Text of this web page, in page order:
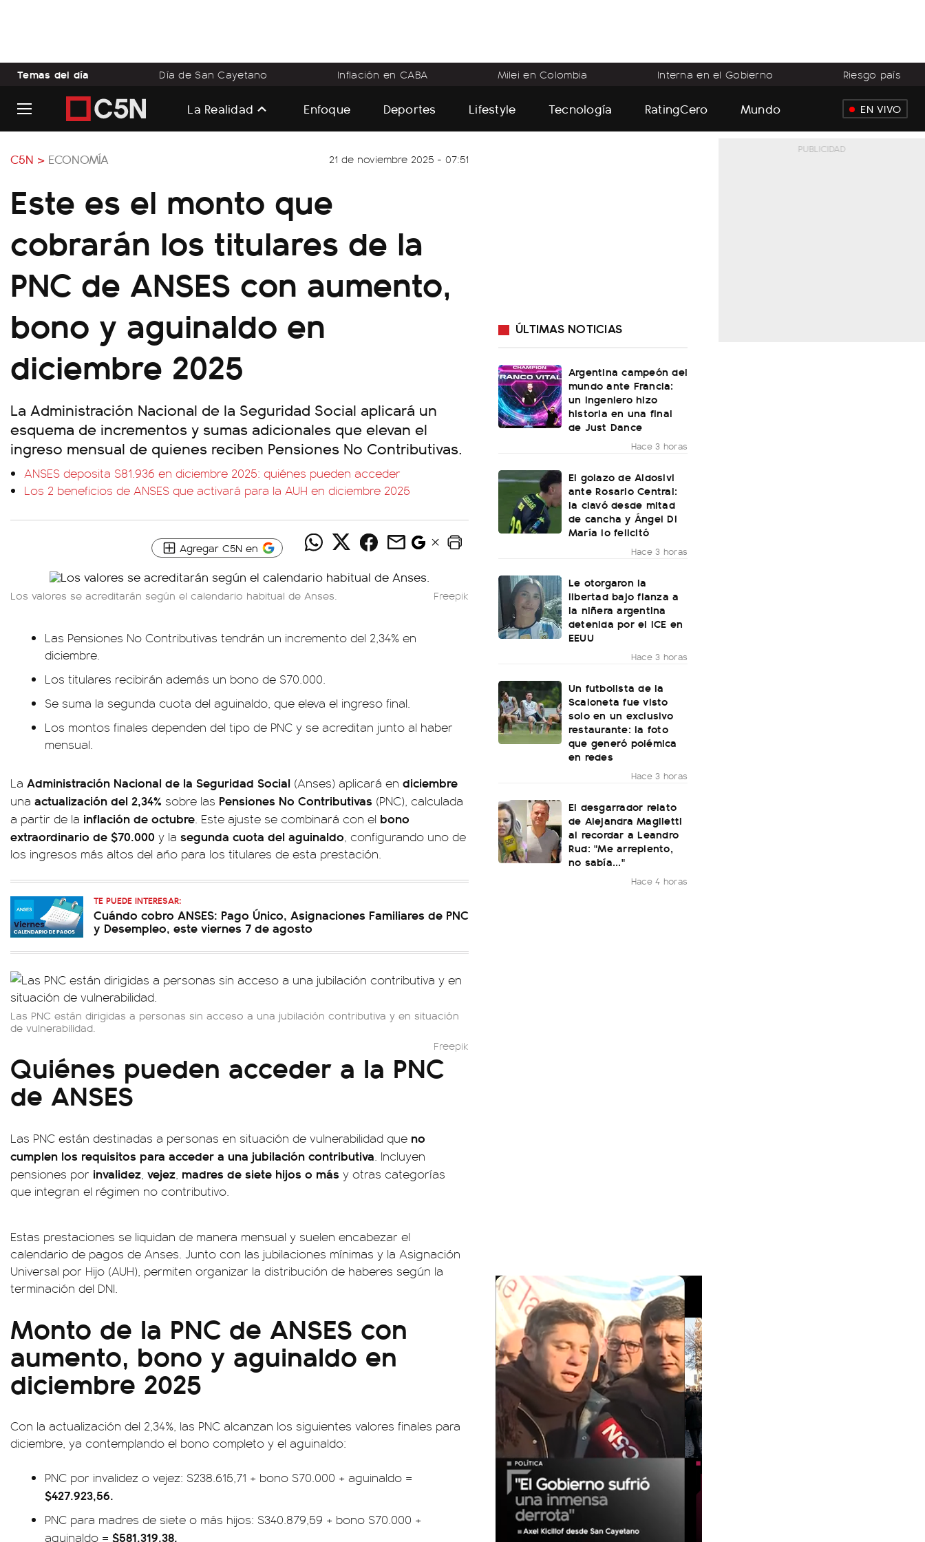
Temas del día Día de San Cayetano Inflación en CABA Milei en Colombia Interna en el Gobierno Riesgo país
La Realidad Enfoque Deportes Lifestyle Tecnología RatingCero Mundo EN VIVO
C5N > ECONOMÍA 21 de noviembre 2025 - 07:51
Este es el monto que
cobrarán los titulares de la
PNC de ANSES con aumento,
bono y aguinaldo en
diciembre 2025
La Administración Nacional de la Seguridad Social aplicará un
esquema de incrementos y sumas adicionales que elevan el
ingreso mensual de quienes reciben Pensiones No Contributivas.
ANSES deposita $81.936 en diciembre 2025: quiénes pueden acceder
Los 2 beneficios de ANSES que activará para la AUH en diciembre 2025
Agregar C5N en
Los valores se acreditarán según el calendario habitual de Anses. Freepik
Las Pensiones No Contributivas tendrán un incremento del 2,34% en
diciembre.
Los titulares recibirán además un bono de $70.000.
Se suma la segunda cuota del aguinaldo, que eleva el ingreso final.
Los montos finales dependen del tipo de PNC y se acreditan junto al haber
mensual.
La Administración Nacional de la Seguridad Social (Anses) aplicará en diciembre
una actualización del 2,34% sobre las Pensiones No Contributivas (PNC), calculada
a partir de la inflación de octubre. Este ajuste se combinará con el bono
extraordinario de $70.000 y la segunda cuota del aguinaldo, configurando uno de
los ingresos más altos del año para los titulares de esta prestación.
TE PUEDE INTERESAR:
Cuándo cobro ANSES: Pago Único, Asignaciones Familiares de PNC
y Desempleo, este viernes 7 de agosto
Las PNC están dirigidas a personas sin acceso a una jubilación contributiva y en situación
de vulnerabilidad.
Freepik
Quiénes pueden acceder a la PNC
de ANSES
Las PNC están destinadas a personas en situación de vulnerabilidad que no
cumplen los requisitos para acceder a una jubilación contributiva. Incluyen
pensiones por invalidez, vejez, madres de siete hijos o más y otras categorías
que integran el régimen no contributivo.
Estas prestaciones se liquidan de manera mensual y suelen encabezar el
calendario de pagos de Anses. Junto con las jubilaciones mínimas y la Asignación
Universal por Hijo (AUH), permiten organizar la distribución de haberes según la
terminación del DNI.
Monto de la PNC de ANSES con
aumento, bono y aguinaldo en
diciembre 2025
Con la actualización del 2,34%, las PNC alcanzan los siguientes valores finales para
diciembre, ya contemplando el bono completo y el aguinaldo:
PNC por invalidez o vejez: $238.615,71 + bono $70.000 + aguinaldo =
$427.923,56.
PNC para madres de siete o más hijos: $340.879,59 + bono $70.000 +
aguinaldo = $581.319,38.
ÚLTIMAS NOTICIAS
Argentina campeón del
mundo ante Francia:
un ingeniero hizo
historia en una final
de Just Dance
Hace 3 horas
El golazo de Aldosivi
ante Rosario Central:
la clavó desde mitad
de cancha y Ángel Di
María lo felicitó
Hace 3 horas
Le otorgaron la
libertad bajo fianza a
la niñera argentina
detenida por el ICE en
EEUU
Hace 3 horas
Un futbolista de la
Scaloneta fue visto
solo en un exclusivo
restaurante: la foto
que generó polémica
en redes
Hace 3 horas
El desgarrador relato
de Alejandra Maglietti
al recordar a Leandro
Rud: "Me arrepiento,
no sabía..."
Hace 4 horas